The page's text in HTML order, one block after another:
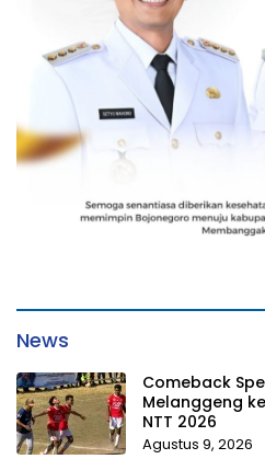
News
Comeback
Melanggeng
NTT 2026
Agustus 9, 2026